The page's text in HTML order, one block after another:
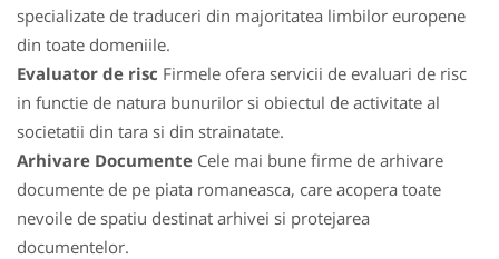
specializate de traduceri din majoritatea limbilor europene
din toate domeniile.
Evaluator de risc Firmele ofera servicii de evaluari de risc
in functie de natura bunurilor si obiectul de activitate al
societatii din tara si din strainatate.
Arhivare Documente Cele mai bune firme de arhivare
documente de pe piata romaneasca, care acopera toate
nevoile de spatiu destinat arhivei si protejarea
documentelor.